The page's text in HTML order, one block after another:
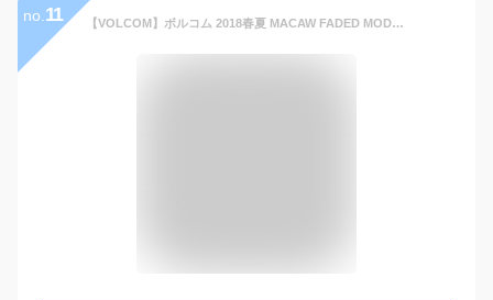
no. 11 【VOLCOM】ボルコム 2018春夏 MACAW FADED MOD 20 メンズ ボードショーツ サーフパンツ 海水パンツ サーフィン 28-36 3カラー